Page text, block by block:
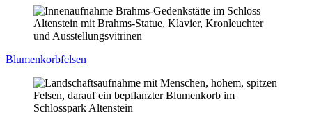
Blumenkorbfelsen